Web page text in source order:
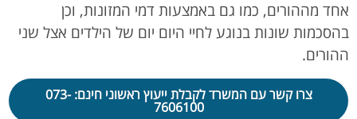
אחד מההורים, כמו גם באמצעות דמי המזונות, וכן
בהסכמות שונות בנוגע לחיי היום יום של הילדים אצל שני
ההורים.
צרו קשר עם המשרד לקבלת ייעוץ ראשוני חינם: 073-
7606100